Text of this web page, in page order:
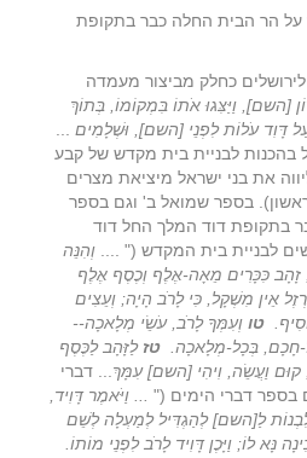
הר הבית החלה כבר בתקופת
כחלק מביצור מעמדה
[השם], וַיַּצִּגוּ אֹתוֹ בִּמְקוֹמוֹ, בְּתוֹךְ
דָּוִד עֹלוֹת לִפְנֵי [השם], וּשְׁלָמִים ...
בהכנות לבניית בית מקדש של קבע
את בני ישראל מיציאת מצרים
בספר שמואל ב' וגם בספר
בתקופת דוד המלך החל דוד
לבניית בית המקדש (" .... וְהִנֵּה
זָהָב כִּכָּרִים מֵאָה-אֶלֶף וְכֶסֶף אֶלֶף
אֵין מִשְׁקָל, כִּי לָרֹב הָיָה; וְעֵצִים
. טו וְעִמְּךָ לָרֹב, עֹשֵׂי מְלָאכָה--
חָכָם, בְּכָל-מְלָאכָה. טז לַזָּהָב לַכֶּסֶף
קוּם וַעֲשֵׂה, וִיהִי [השם] עִמָּךְ... דברי
בספר דברי הימים (" ... וַיֹּאמֶר דָּוִיד,
לַ[השם] לְהַגְדִּיל לְמַעְלָה לְשֵׁם
נָּא לוֹ; וַיָּכֶן דָּוִיד לָרֹב לִפְנֵי מוֹתוֹ.